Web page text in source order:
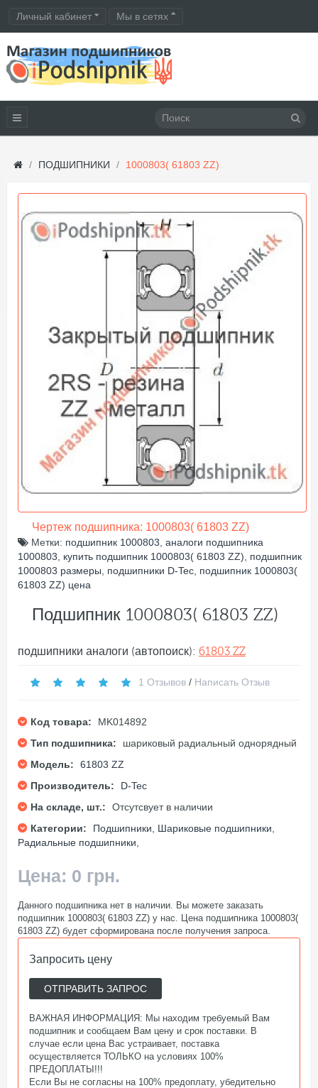
Личный кабинет Мы в сетях
ПОДШИПНИКИ 1000803( 61803 ZZ)
Чертеж подшипника: 1000803( 61803 ZZ)
Метки: подшипник 1000803 аналоги подшипника
1000803
купить подшипник 1000803( 61803 ZZ)
подшипник
1000803 размеры
подшипники D-Tec подшипник 1000803(
61803 ZZ) цена
Подшипник 1000803( 61803 ZZ)
подшипники аналоги (автопоиск): 61803 ZZ
1 Отзывов / Написать Отзыв
Код товара:
MK014892
Тип подшипника:
шариковый радиальный однорядный
Модель:
61803 ZZ
Производитель:
D-Tec
На складе, шт.:
Отсутсвует в наличии
Категории:
Подшипники Шариковые подшипники
Радиальные подшипники
Цена: 0 грн.
Данного подшипника нет в наличии. Вы можете заказать
подшипник 1000803( 61803 ZZ) у нас. Цена подшипника 1000803(
61803 ZZ) будет сформирована после получения запроса.
Запросить цену
ОТПРАВИТЬ ЗАПРОС
ВАЖНАЯ ИНФОРМАЦИЯ: Мы находим требуемый Вам
подшипник и сообщаем Вам цену и срок поставки. В
случае если цена Вас устраивает, поставка
осуществляется ТОЛЬКО на условиях 100%
ПРЕДОПЛАТЫ!!!
Если Вы не согласны на 100% предоплату, убедительно